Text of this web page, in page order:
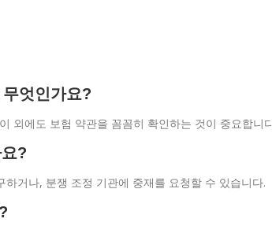
엇인가요?
외에도 보험 약관을 꼼꼼히 확인하는 것이 중요합니
?
거나, 분쟁 조정 기관에 중재를 요청할 수 있습니다.